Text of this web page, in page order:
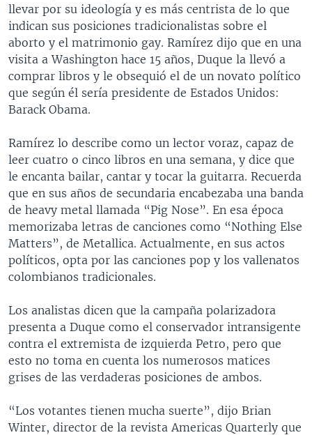
llevar por su ideología y es más centrista de lo que
indican sus posiciones tradicionalistas sobre el
aborto y el matrimonio gay. Ramírez dijo que en una
visita a Washington hace 15 años, Duque la llevó a
comprar libros y le obsequió el de un novato político
que según él sería presidente de Estados Unidos:
Barack Obama.
Ramírez lo describe como un lector voraz, capaz de
leer cuatro o cinco libros en una semana, y dice que
le encanta bailar, cantar y tocar la guitarra. Recuerda
que en sus años de secundaria encabezaba una banda
de heavy metal llamada “Pig Nose”. En esa época
memorizaba letras de canciones como “Nothing Else
Matters”, de Metallica. Actualmente, en sus actos
políticos, opta por las canciones pop y los vallenatos
colombianos tradicionales.
Los analistas dicen que la campaña polarizadora
presenta a Duque como el conservador intransigente
contra el extremista de izquierda Petro, pero que
esto no toma en cuenta los numerosos matices
grises de las verdaderas posiciones de ambos.
“Los votantes tienen mucha suerte”, dijo Brian
Winter, director de la revista Americas Quarterly que